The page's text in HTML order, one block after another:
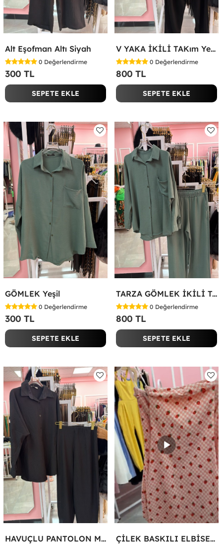
Alt Eşofman Altı Siyah
0 Değerlendirme
300 TL
SEPETE EKLE
V YAKA İKİLİ TAKım Yeşil
0 Değerlendirme
800 TL
SEPETE EKLE
GÖMLEK Yeşil
0 Değerlendirme
300 TL
SEPETE EKLE
TARZA GÖMLEK İKİLİ TAKIM KOT KUMAŞ Yeşil
0 Değerlendirme
800 TL
SEPETE EKLE
HAVUÇLU PANTOLON MİYASE TAKIM Siyah ÇİLEK BASKILI ELBİSE Bej